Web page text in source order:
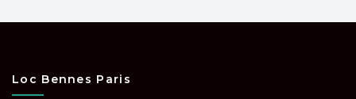
Loc Bennes Paris